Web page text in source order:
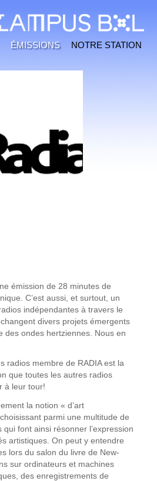
Émissions Notre station
émission de 28 minutes de
C’est aussi, et surtout, un
indépendantes à travers le
divers projets émergents
des ondes hertziennes. Nous en
radios membre de RADIA est la
que toutes les autres radios
à leur tour!
la notion « d’art
parmi une multitude de
font ainsi résonner l’expression
artistiques. On peut y entendre
lors du salon du livre de New-
sur ordinateurs et machines
des enregistrements de